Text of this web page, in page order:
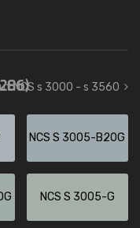
NCS s 3000 - s 3560
NCS S 3005-B20G
NCS S 3005-G